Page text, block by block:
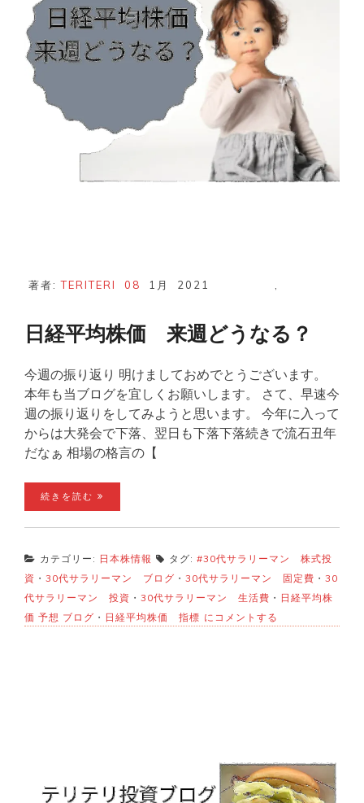
か？
著者:TERITERI 08 1月 2021
日経平均株価 来週どうなる？
今週の振り返り 明けましておめでとうございます。
本年も当ブログを宜しくお願いします。 さて、早速今
週の振り返りをしてみようと思います。 今年に入って
からは大発会で下落、翌日も下落下落続きで流石丑年
だなぁ 相場の格言の【
続きを読む
カテゴリー: 日本株情報 タグ: #30代サラリーマン 株式投
資 ・ 30代サラリーマン ブログ ・ 30代サラリーマン 固定費 ・ 30
代サラリーマン 投資 ・ 30代サラリーマン 生活費 ・ 日経平均株
価 予想 ブログ ・ 日経平均株価 指標 日
経
る？
にコメントする